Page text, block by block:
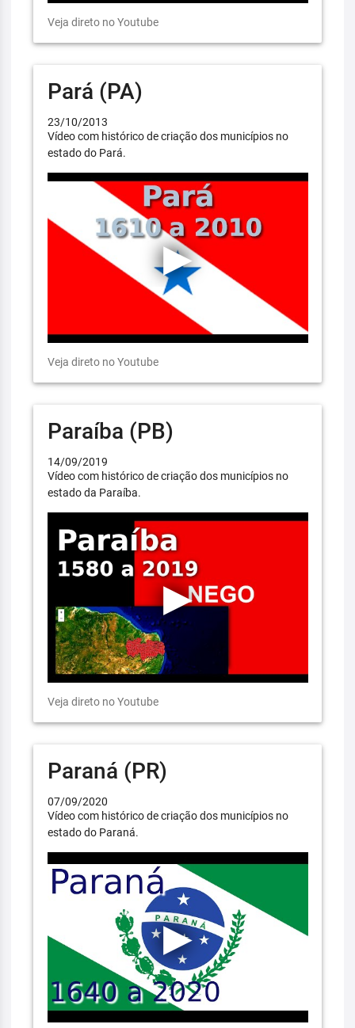
Veja direto no Youtube
Pará (PA)
23/10/2013
Vídeo com histórico de criação dos municípios no
estado do Pará.
Veja direto no Youtube
Paraíba (PB)
14/09/2019
Vídeo com histórico de criação dos municípios no
estado da Paraíba.
Veja direto no Youtube
Paraná (PR)
07/09/2020
Vídeo com histórico de criação dos municípios no
estado do Paraná.